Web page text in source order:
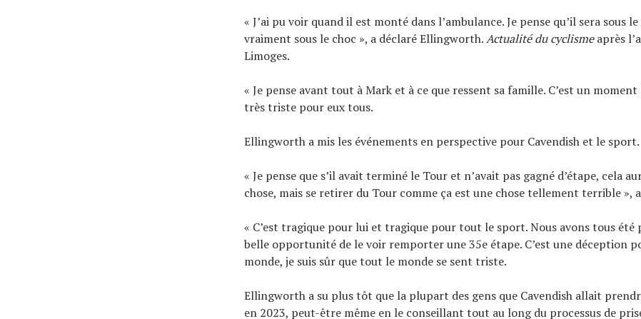
« J’ai pu voir quand il est monté dans l’ambulance. Je pense qu’il sera sous le
vraiment sous le choc », a déclaré Ellingworth.Actualité du cyclismeaprès
Limoges.
« Je pense avant tout à Mark et à ce que ressent sa famille. C’est un
très triste pour eux tous.
Ellingworth a mis les événements en perspective pour Cavendish et le sport.
« Je pense que s’il avait terminé le Tour et n’avait pas gagné d’étape, cela
chose, mais se retirer du Tour comme ça est une chose tellement terrible »,
« C’est tragique pour lui et tragique pour tout le sport. Nous avons tous été
belle opportunité de le voir remporter une 35e étape. C’est une déception
monde, je suis sûr que tout le monde se sent triste.
Ellingworth a su plus tôt que la plupart des gens que Cavendish allait
en 2023, peut-être même en le conseillant tout au long du processus de